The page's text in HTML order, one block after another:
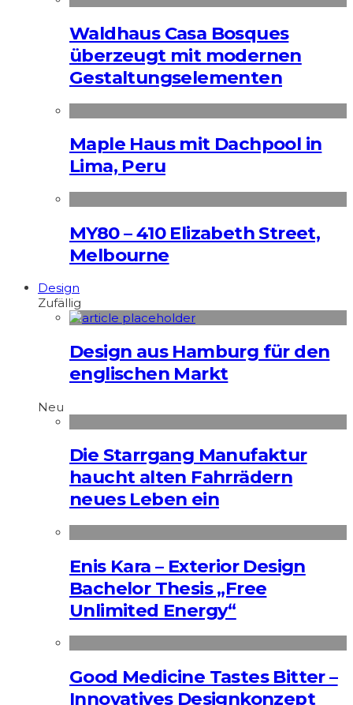
Waldhaus Casa Bosques
überzeugt mit modernen
Gestaltungselementen
Maple Haus mit Dachpool in
Lima, Peru
MY80 – 410 Elizabeth Street,
Melbourne
Design
Zufällig
Design aus Hamburg für den
englischen Markt
Neu
Die Starrgang Manufaktur
haucht alten Fahrrädern
neues Leben ein
Enis Kara – Exterior Design
Bachelor Thesis „Free
Unlimited Energy“
Good Medicine Tastes Bitter –
Innovatives Designkonzept